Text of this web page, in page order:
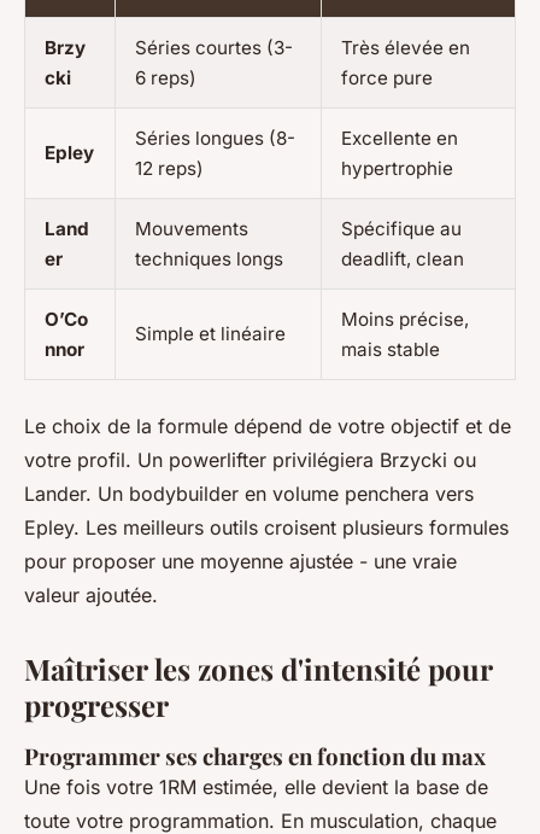
Brzy
cki
Séries courtes (3-
6 reps)
Très élevée en
force pure
Epley
Séries longues (8-
12 reps)
Excellente en
hypertrophie
Land
er
Mouvements
techniques longs
Spécifique au
deadlift, clean
O’Co
nnor
Simple et linéaire
Moins précise,
mais stable
Le choix de la formule dépend de votre objectif et de
votre profil. Un powerlifter privilégiera Brzycki ou
Lander. Un bodybuilder en volume penchera vers
Epley. Les meilleurs outils croisent plusieurs formules
pour proposer une moyenne ajustée - une vraie
valeur ajoutée.
Maîtriser les zones d'intensité pour
progresser
Programmer ses charges en fonction du max
Une fois votre 1RM estimée, elle devient la base de
toute votre programmation. En musculation, chaque